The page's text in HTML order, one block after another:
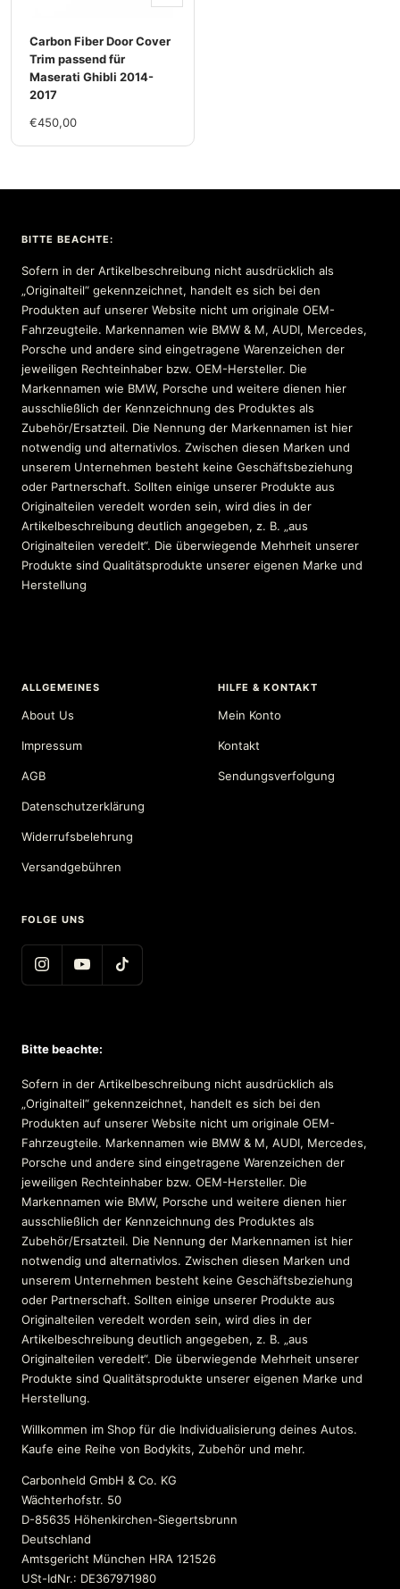
Hinzufügen
Carbon Fiber Door Cover
Trim passend für
Maserati Ghibli 2014-
2017
Im
€450,00
BITTE BEACHTE:
Sofern in der Artikelbeschreibung nicht ausdrücklich als
„Originalteil“ gekennzeichnet, handelt es sich bei den
Produkten auf unserer Website nicht um originale OEM-
Fahrzeugteile. Markennamen wie BMW & M, AUDI, Mercedes,
Porsche und andere sind eingetragene Warenzeichen der
jeweiligen Rechteinhaber bzw. OEM-Hersteller. Die
Markennamen wie BMW, Porsche und weitere dienen hier
ausschließlich der Kennzeichnung des Produktes als
Zubehör/Ersatzteil. Die Nennung der Markennamen ist hier
notwendig und alternativlos. Zwischen diesen Marken und
unserem Unternehmen besteht keine Geschäftsbeziehung
oder Partnerschaft. Sollten einige unserer Produkte aus
Originalteilen veredelt worden sein, wird dies in der
Artikelbeschreibung deutlich angegeben, z. B. „aus
Originalteilen veredelt“. Die überwiegende Mehrheit unserer
Produkte sind Qualitätsprodukte unserer eigenen Marke und
Herstellung
ALLGEMEINES
About Us
Impressum
AGB
Datenschutzerklärung
Widerrufsbelehrung
Versandgebühren
HILFE & KONTAKT
Mein Konto
Kontakt
Sendungsverfolgung
FOLGE UNS
Bitte beachte:
Sofern in der Artikelbeschreibung nicht ausdrücklich als
„Originalteil“ gekennzeichnet, handelt es sich bei den
Produkten auf unserer Website nicht um originale OEM-
Fahrzeugteile. Markennamen wie BMW & M, AUDI, Mercedes,
Porsche und andere sind eingetragene Warenzeichen der
jeweiligen Rechteinhaber bzw. OEM-Hersteller. Die
Markennamen wie BMW, Porsche und weitere dienen hier
ausschließlich der Kennzeichnung des Produktes als
Zubehör/Ersatzteil. Die Nennung der Markennamen ist hier
notwendig und alternativlos. Zwischen diesen Marken und
unserem Unternehmen besteht keine Geschäftsbeziehung
oder Partnerschaft. Sollten einige unserer Produkte aus
Originalteilen veredelt worden sein, wird dies in der
Artikelbeschreibung deutlich angegeben, z. B. „aus
Originalteilen veredelt“. Die überwiegende Mehrheit unserer
Produkte sind Qualitätsprodukte unserer eigenen Marke und
Herstellung.
Willkommen im Shop für die Individualisierung deines Autos.
Kaufe eine Reihe von Bodykits, Zubehör und mehr.
Carbonheld GmbH & Co. KG
Wächterhofstr. 50
D-85635 Höhenkirchen-Siegertsbrunn
Deutschland
Amtsgericht München HRA 121526
USt-IdNr.: DE367971980